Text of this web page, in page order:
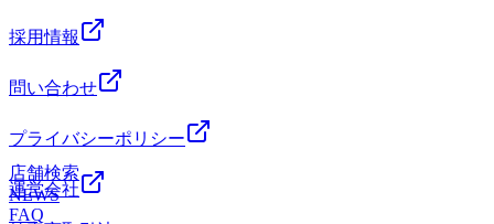
ストレッチを受けると「一気に血の巡りがよくなってスッキ
度受けてみてくださいね(*^^*)(*^^*)(*^^*)日々のお疲れ溜め
いお身体を一緒に作っていきましょう！★2月4日（火）ご予
約可能時間★ 10：10～ OK！☆★ペアでご案内可能時間
★☆ 10：30～ OK！ご不明な点や、コース、時間相談な
どありましたらお電話下さい。
採用情報
問い合わせ
プライバシーポリシー
運営会社
店舗検索
NEWS
FAQ